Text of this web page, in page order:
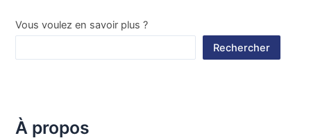
Vous voulez en savoir plus ?
Rechercher
À propos